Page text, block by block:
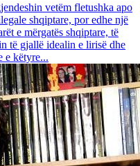
vetëm fletushka apo
shqiptare, por edhe një
e mërgatës shqiptare, të
të gjallë idealin e lirisë dhe
e këtyre...